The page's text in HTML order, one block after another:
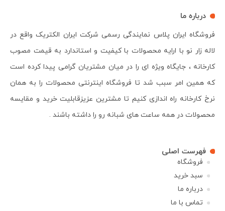
درباره ما
فروشگاه ایران پلاس نمایندگی رسمی شرکت ایران الکتریک واقع در
لاله زار نو با ارایه محصولات با کیفیت و استاندارد به قیمت مصوب
کارخانه ، جایگاه ویژه ای را در میان مشتریان گرامی پیدا کرده است
که همین امر سبب شد تا فروشگاه اینترنتی محصولات را به همان
نرخ کارخانه راه اندازی کنیم تا مشترین عزیزقابلیت خرید و مقایسه
محصولات در همه ساعت های شبانه رو را داشته باشند .
فهرست اصلی
فروشگاه
سبد خرید
درباره ما
تماس با ما